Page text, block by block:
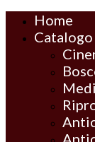
Home
Catalogo